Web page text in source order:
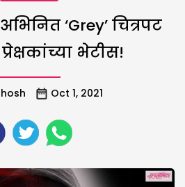
‘Grey’ चित्रपट
भेटीस!
Oct 1, 2021